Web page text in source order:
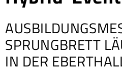
SPRUNGBRETT
IN DER